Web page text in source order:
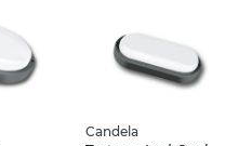
Candela